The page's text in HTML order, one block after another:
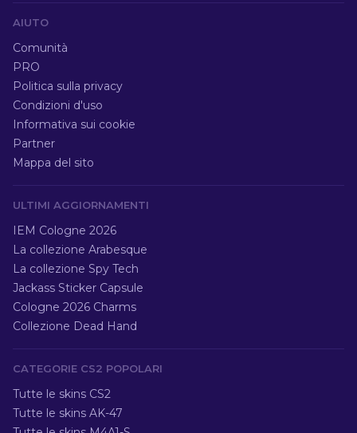
AIUTO
Comunità
PRO
Politica sulla privacy
Condizioni d'uso
Informativa sui cookie
Partner
Mappa del sito
ULTIMI AGGIORNAMENTI
IEM Cologne 2026
La collezione Arabesque
La collezione Spy Tech
Jackass Sticker Capsule
Cologne 2026 Charms
Collezione Dead Hand
CATEGORIE CS2 POPOLARI
Tutte le skins CS2
Tutte le skins AK-47